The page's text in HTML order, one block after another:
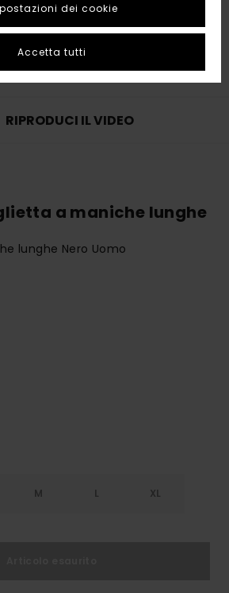
RIPRODUCI IL VIDEO
a maniche lunghe
lunghe Nero Uomo
M L XL
dei cookie
Accetta tutti